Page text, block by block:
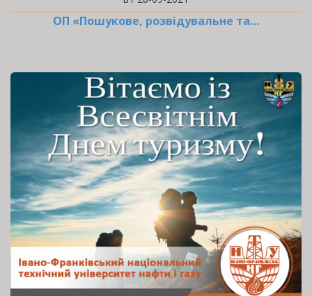
ОП «Пошукове, розвідувальне та…